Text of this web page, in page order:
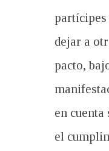
dejar a
pacto,
en
el